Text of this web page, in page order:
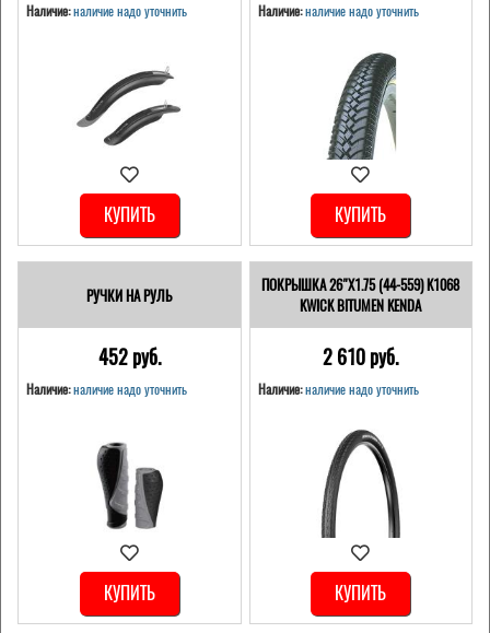
Наличие:наличие надо уточнить
КУПИТЬ
Наличие: наличие надо уточнить
КУПИТЬ
РУЧКИ НА РУЛЬ
452 pуб.
Наличие:наличие надо уточнить
КУПИТЬ
ПОКРЫШКА 26"Х1.75 (44-559) K1068
KWICK BITUMEN KENDA
2 610 pуб.
Наличие: наличие надо уточнить
КУПИТЬ